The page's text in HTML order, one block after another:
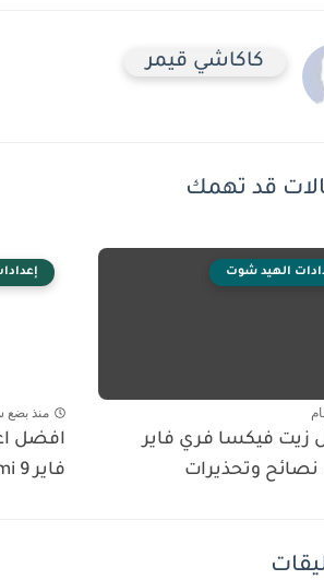
كاكاشي قيمر
قد تهمك
الهيد شوت
زيت فيكسا فري فاير
منذ بضع
افضل
فاير Redmi 9 في 2025